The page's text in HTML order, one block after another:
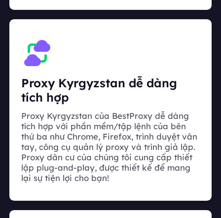
Proxy Kyrgyzstan dễ dàng
tích hợp
Proxy Kyrgyzstan của BestProxy dễ dàng
tích hợp với phần mềm/tập lệnh của bên
thứ ba như Chrome, Firefox, trình duyệt vân
tay, công cụ quản lý proxy và trình giả lập.
Proxy dân cư của chúng tôi cung cấp thiết
lập plug-and-play, được thiết kế để mang
lại sự tiện lợi cho bạn!